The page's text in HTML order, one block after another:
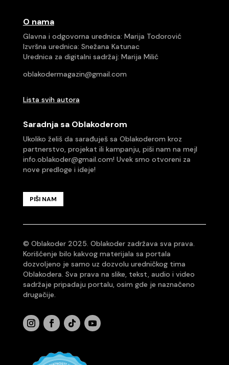
O nama
Glavna i odgovorna urednica: Marija Todorović
Izvršna urednica: Snežana Katunac
Urednica za digitalni sadržaj: Marija Milić
oblakodermagazin@gmail.com
Lista svih autora
Saradnja sa Oblakoderom
Ukoliko želiš da sarađuješ sa Oblakoderom kroz
partnerstvo, projekat ili kampanju, piši nam na mejl
info.oblakoder@gmail.com! Uvek smo otvoreni za
nove predloge i ideje!
PIŠI NAM
© Oblakoder 2025. Oblakoder zadržava sva prava.
Korišćenje bilo kakvog materijala sa portala
dozvoljeno je samo uz dozvolu uredničkog tima
Oblakodera. Sva prava na slike, tekst, audio i video
sadržaje pripadaju portalu, osim gde je naznačeno
drugačije.